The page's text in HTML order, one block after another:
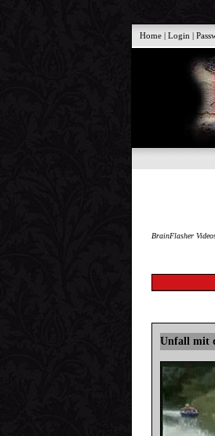
Home |Login |
BrainFlasher
Unfall mit